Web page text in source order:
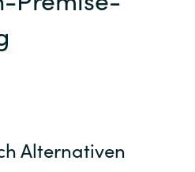
Czechia
Trainings
Alternativen